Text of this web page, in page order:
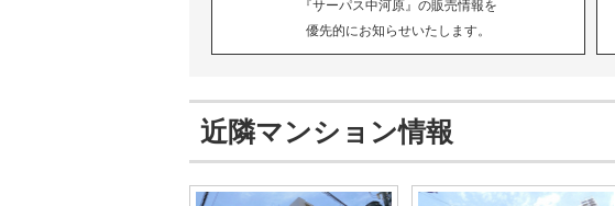
『サーパス中河原』の販売情報を
優先的にお知らせいたします。
近隣マンション情報